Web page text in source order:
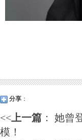
分享 ：
<<上一篇 ： 她曾
模！